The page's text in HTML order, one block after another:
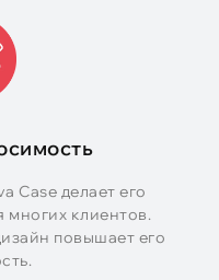
Case делает его
клиентов.
повышает его